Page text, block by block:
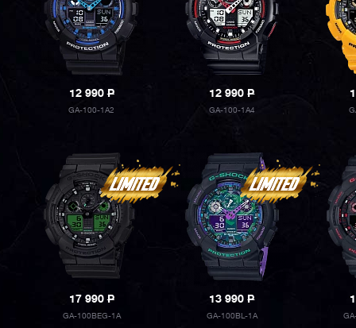
12 990P
GA-100-1A2
12 990P
GA-100-1A4
17 990P
GA-100BEG-1A
13 990P
GA-100BL-1A